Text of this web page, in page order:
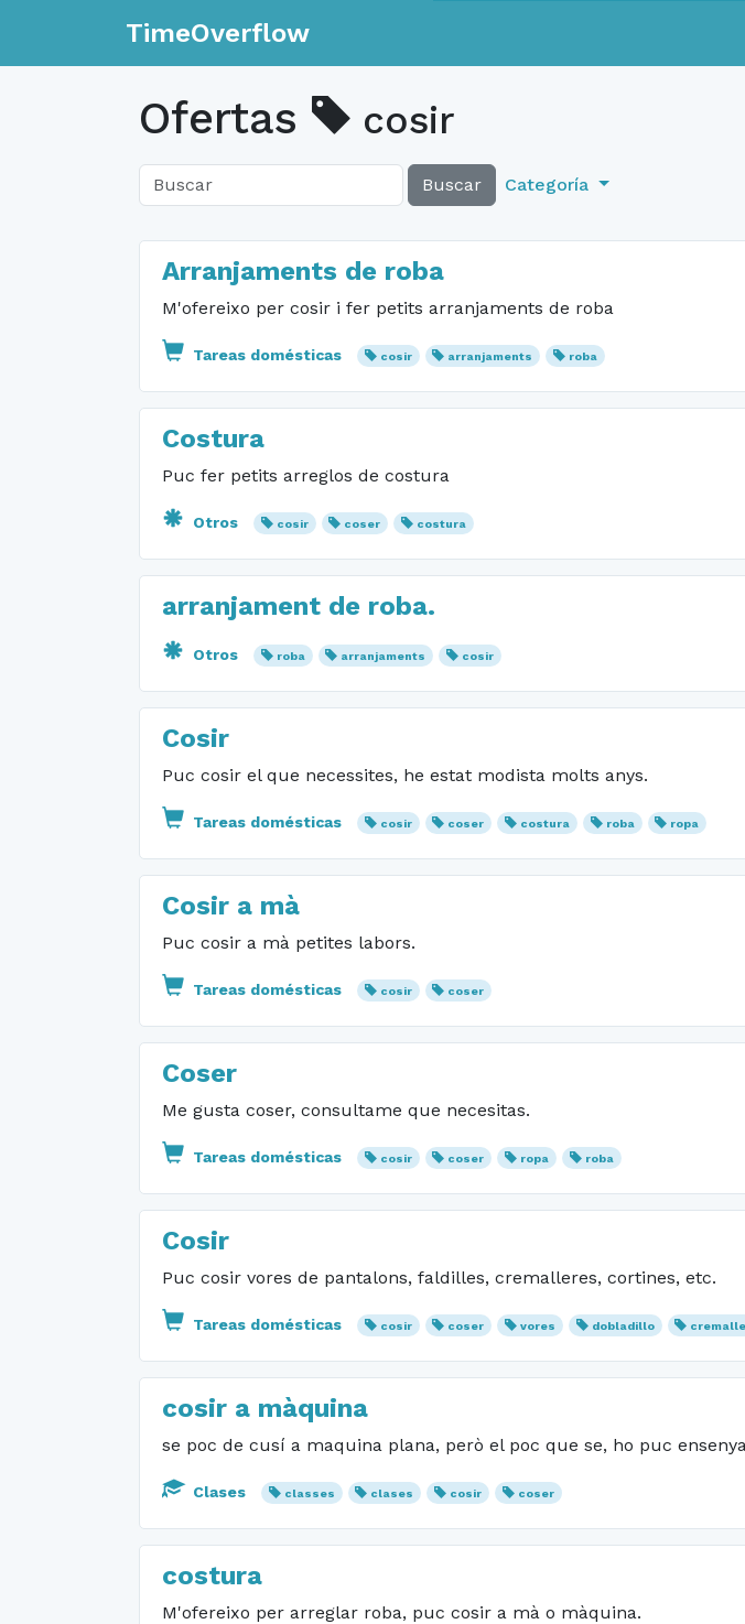
TimeOverflow
Ofertas cosir
Buscar Categoría
Arranjaments de roba
M'ofereixo per cosir i fer petits arranjaments de roba
Tareas domésticas cosir arranjaments roba
Costura
Puc fer petits arreglos de costura
Otros cosir coser costura
arranjament de roba.
Otros roba arranjaments cosir
Cosir
Puc cosir el que necessites, he estat modista molts anys.
Tareas domésticas cosir coser costura roba ropa
Cosir a mà
Puc cosir a mà petites labors.
Tareas domésticas cosir coser
Coser
Me gusta coser, consultame que necesitas.
Tareas domésticas cosir coser ropa roba
Cosir
Puc cosir vores de pantalons, faldilles, cremalleres, cortines, etc.
Tareas domésticas cosir coser vores dobladillo
cosir a màquina
se poc de cusí a maquina plana, però el poc que se, ho puc
Clases classes clases cosir coser
costura
M'ofereixo per arreglar roba, puc cosir a mà o màquina.